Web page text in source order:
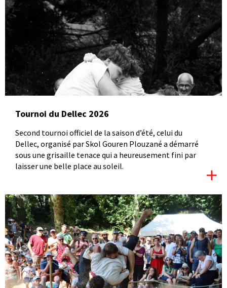
Tournoi du Dellec 2026
Second tournoi officiel de la saison d’été, celui du
Dellec, organisé par Skol Gouren Plouzané a démarré
sous une grisaille tenace qui a heureusement fini par
laisser une belle place au soleil.